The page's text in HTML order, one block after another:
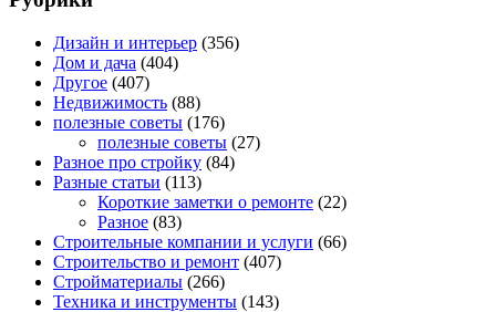
Дизайн и интерьер (356)
Дом и дача (404)
Другое (407)
Недвижимость (88)
полезные советы (176)
полезные советы (27)
Разное про стройку (84)
Разные статьи (113)
Короткие заметки о ремонте (22)
Разное (83)
Строительные компании и услуги (66)
Строительство и ремонт (407)
Стройматериалы (266)
Техника и инструменты (143)